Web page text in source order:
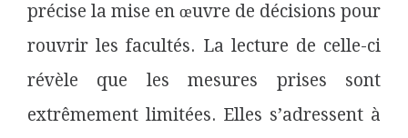
précise la mise en œuvre de décisions pour
rouvrir les facultés. La lecture de celle-ci
révèle que les mesures prises sont
extrêmement limitées. Elles s’adressent à